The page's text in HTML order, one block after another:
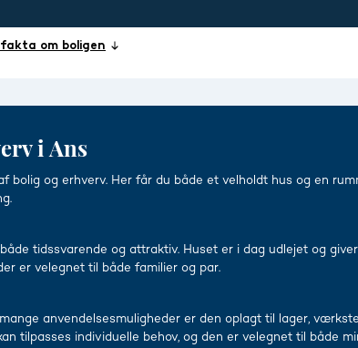
om boligen
i Ans
og erhverv. Her får du både et velholdt hus og en
tidssvarende og attraktiv. Huset er i dag udlejet og
er velegnet til både familier og par.
anvendelsesmuligheder er den oplagt til lager,
tilpasses individuelle behov, og den er velegnet til både